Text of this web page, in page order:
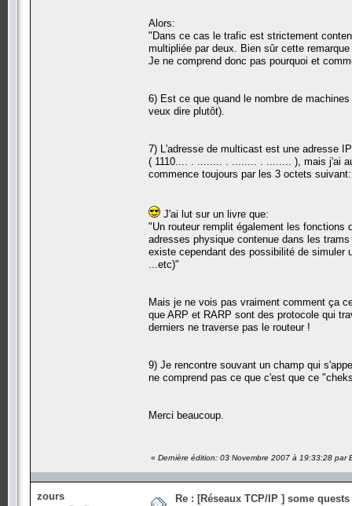
Alors:
"Dans ce cas le trafic est strictement
multipliée par deux. Bien sûr cette
Je ne comprend donc pas pourquoi et
6) Est ce que quand le nombre de
veux dire plutôt).
7) L'adresse de multicast est une adresse
( 1110.... . ........ . ........ . ........ ), mais j'ai
commence toujours par les 3 octets
J'ai lut sur un livre que:
"Un routeur remplit également les fonctions
adresses physique contenue dans les
existe cependant des possibilité de simuler
...etc)"
Mais je ne vois pas vraiment comment ça
que ARP et RARP sont des protocole qui
derniers ne traverse pas le routeur !
9) Je rencontre souvant un champ qui
ne comprend pas ce que c'est que ce
Merci beaucoup.
« Dernière édition: 03 Novembre 2007 à 19:33:28 par
zours Re : [Réseaux TCP/IP ] some